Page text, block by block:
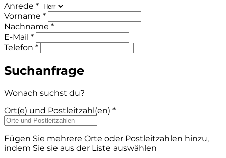
Anrede *
Vorname *
Nachname *
E-Mail *
Telefon *
Suchanfrage
Wonach suchst du?
Ort(e) und Postleitzahl(en) *
Fügen Sie mehrere Orte oder Postleitzahlen hinzu,
indem Sie sie aus der Liste auswählen